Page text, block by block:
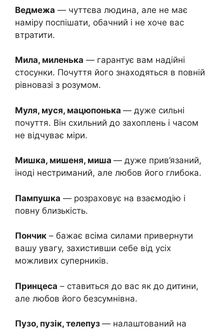
Ведмежа — чуттєва людина, але не має
наміру поспішати, обачний і не хоче вас
втратити.
Мила, миленька — гарантує вам надійні
стосунки. Почуття його знаходяться в повній
рівновазі з розумом.
Муля, муся, мацюпонька — дуже сильні
почуття. Він схильний до захоплень і часом
не відчуває міри.
Мишка, мишеня, миша — дуже прив’язаний,
іноді нестриманий, але любов його глибока.
Пампушка — розраховує на взаємодію і
повну близькість.
Пончик – бажає всіма силами привернути
вашу увагу, захистивши себе від усіх
можливих суперників.
Принцеса – ставиться до вас як до дитини,
але любов його безсумнівна.
Пузо, пузік, телепуз — налаштований на